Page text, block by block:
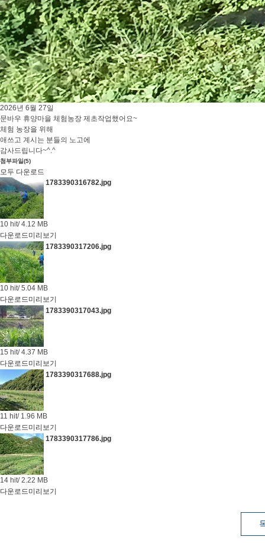
2026년 6월 27일
문바우 휴양마을 체험농장 제초작업했어요~
체험 농장을 위해
애쓰고 계시는 분들의 노고에
감사드립니다~^.^
첨부파일(5)
모두 다운로드
1783390316782.jpg
10 hit/ 4.12 MB
다운로드미리보기
1783390317206.jpg
10 hit/ 5.04 MB
다운로드미리보기
1783390317043.jpg
15 hit/ 4.37 MB
다운로드미리보기
1783390317688.jpg
11 hit/ 1.96 MB
다운로드미리보기
1783390317786.jpg
14 hit/ 2.22 MB
다운로드미리보기